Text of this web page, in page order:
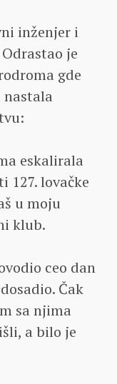
inženjer i
je
gde
eskalirala
127. lovačke
u moju
klub.
ceo dan
Čak
sa njima
a bilo je